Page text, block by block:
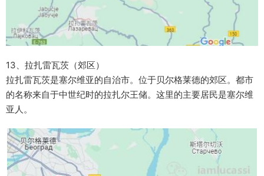
13、拉扎雷瓦茨（郊区）
拉扎雷瓦茨是塞尔维亚的自治市。位于贝尔格莱德的郊区。都市
的名称来自于中世纪时的拉扎尔王储。这里的主要居民是塞尔维
亚人。